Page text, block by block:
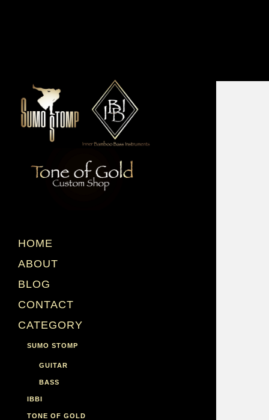
HOME
ABOUT
BLOG
CONTACT
CATEGORY
SUMO STOMP
GUITAR
BASS
IBBI
TONE OF GOLD